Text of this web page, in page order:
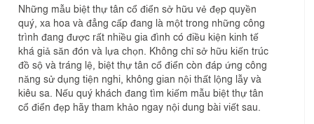
Những mẫu biệt thự tân cổ điển sở hữu vẻ đẹp quyền
quý, xa hoa và đẳng cấp đang là một trong những công
trình đang được rất nhiều gia đình có điều kiện kinh tế
khá giả săn đón và lựa chọn. Không chỉ sở hữu kiến trúc
đồ sộ và tráng lệ, biệt thự tân cổ điển còn đáp ứng công
năng sử dụng tiện nghi, không gian nội thất lộng lẫy và
kiêu sa. Nếu quý khách đang tìm kiếm mẫu biệt thự tân
cổ điển đẹp hãy tham khảo ngay nội dung bài viết sau.